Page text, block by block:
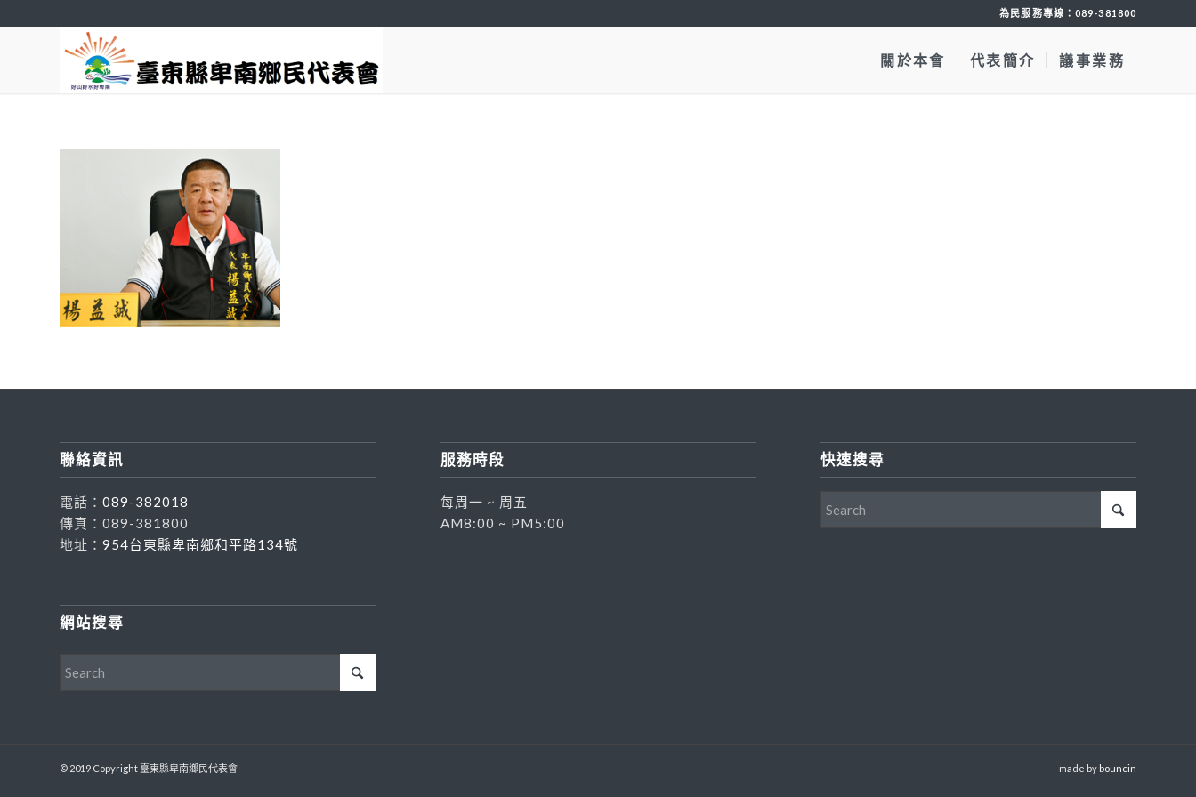
為民服務專線： 089-381800
關於本會 代表簡介 議事業務
聯絡資訊
電話： 089-382018
傳真：089-381800
地址： 954台東縣卑南鄉和平路134號
網站搜尋
服務時段
每周一 ~ 周五
AM8:00 ~ PM5:00
快速搜尋
© 2019 Copyright 臺東縣卑南鄉民代表會 - made by bouncin